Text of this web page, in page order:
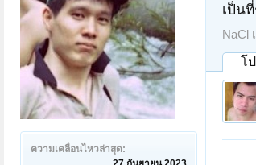
ความเคลื่อนไหวล่าสุด:
เป็น
NaCl
โ